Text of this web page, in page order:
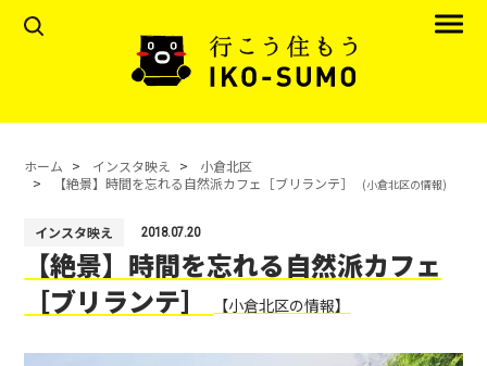
ホーム インスタ映え
小倉北区
【絶景】時間を忘れる自然派カフェ［ブリランテ］
(小倉北区の情報)
インスタ映え 2018.07.20
【絶景】時間を忘れる自然派カフェ
［ブリランテ］
【小倉北区の情報】